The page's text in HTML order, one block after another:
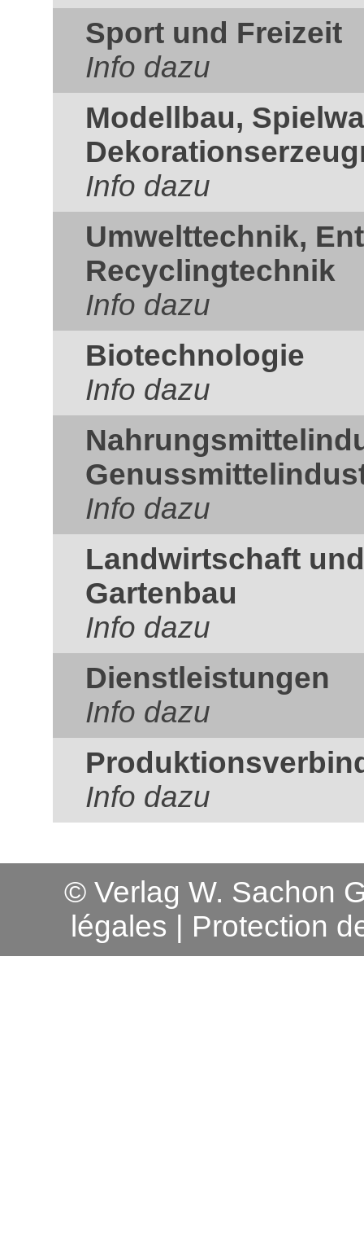
Sport und Freizeit
Info dazu
Modellbau,
Info dazu
Umwelttechnik,
Recyclingtechnik
Info dazu
Biotechnologie
Info dazu
Info dazu
Landwirtschaft
Gartenbau
Info dazu
Dienstleistungen
Info dazu
Info dazu
© Verlag W.
légales | Protection